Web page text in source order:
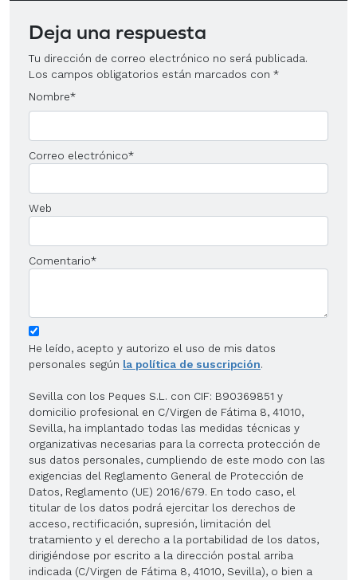
Deja una respuesta
Tu dirección de correo electrónico no será publicada.
Los campos obligatorios están marcados con *
Nombre*
Correo electrónico*
Web
Comentario*
He leído, acepto y autorizo el uso de mis datos
personales según la política de suscripción.
Sevilla con los Peques S.L. con CIF: B90369851 y
domicilio profesional en C/Virgen de Fátima 8, 41010,
Sevilla, ha implantado todas las medidas técnicas y
organizativas necesarias para la correcta protección de
sus datos personales, cumpliendo de este modo con las
exigencias del Reglamento General de Protección de
Datos, Reglamento (UE) 2016/679. En todo caso, el
titular de los datos podrá ejercitar los derechos de
acceso, rectificación, supresión, limitación del
tratamiento y el derecho a la portabilidad de los datos,
dirigiéndose por escrito a la dirección postal arriba
indicada (C/Virgen de Fátima 8, 41010, Sevilla), o bien a